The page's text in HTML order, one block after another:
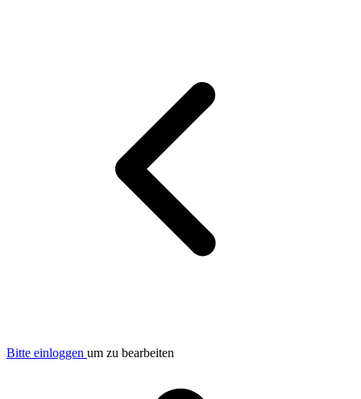
Bitte einloggen um zu bearbeiten